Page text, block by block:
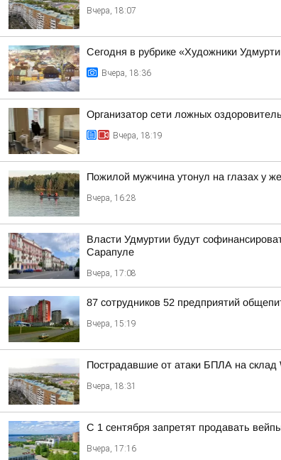
Вчера, 18:07
Сегодня в рубрике «Художники
Вчера, 18:36
Организатор сети ложных
Вчера, 18:19
Пожилой мужчина утонул на глазах у
Вчера, 16:28
Власти Удмуртии будут
Сарапуле
Вчера, 17:08
87 сотрудников 52 предприятий
Вчера, 15:19
Пострадавшие от атаки БПЛА на
Вчера, 18:31
С 1 сентября запретят продавать
Вчера, 17:16